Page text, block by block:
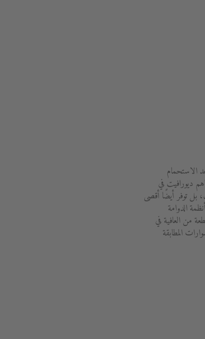
الاستحمام
ديورافيت في
بل توفر أيضًا أقصى
الدوامة
من العافية في
المطابقة